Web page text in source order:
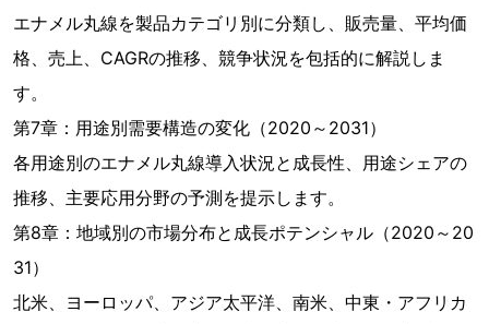
エナメル丸線を製品カテゴリ別に分類し、販売量、平均価
格、売上、CAGRの推移、競争状況を包括的に解説しま
す。
第7章：用途別需要構造の変化（2020～2031）
各用途別のエナメル丸線導入状況と成長性、用途シェアの
推移、主要応用分野の予測を提示します。
第8章：地域別の市場分布と成長ポテンシャル（2020～20
31）
北米、ヨーロッパ、アジア太平洋、南米、中東・アフリカ